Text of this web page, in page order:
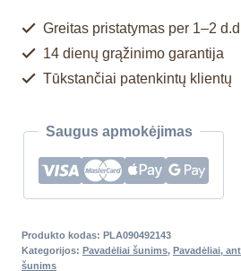
Greitas pristatymas per 1–2
14 dienų grąžinimo garantija
Tūkstančiai patenkintų klientų
Saugus apmokėjimas
Produkto kodas: PLA090492143
Kategorijos: Pavadėliai šunims, Pavadėliai,
šunims